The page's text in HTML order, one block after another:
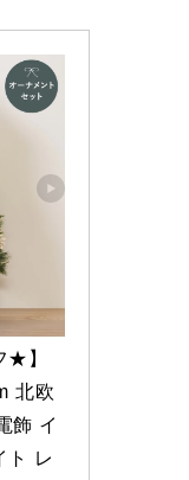
★】
北欧
飾 イ
ト レ